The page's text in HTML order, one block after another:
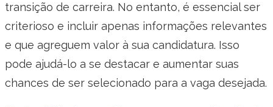
transição de carreira. No entanto, é essencial ser
criterioso e incluir apenas informações relevantes
e que agreguem valor à sua candidatura. Isso
pode ajudá-lo a se destacar e aumentar suas
chances de ser selecionado para a vaga desejada.